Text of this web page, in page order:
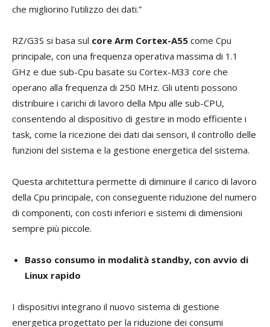
che migliorino l’utilizzo dei dati.”
RZ/G3S si basa sul core Arm Cortex-A55 come Cpu
principale, con una frequenza operativa massima di 1.1
GHz e due sub-Cpu basate su Cortex-M33 core che
operano alla frequenza di 250 MHz. Gli utenti possono
distribuire i carichi di lavoro della Mpu alle sub-CPU,
consentendo al dispositivo di gestire in modo efficiente i
task, come la ricezione dei dati dai sensori, il controllo delle
funzioni del sistema e la gestione energetica del sistema.
Questa architettura permette di diminuire il carico di lavoro
della Cpu principale, con conseguente riduzione del numero
di componenti, con costi inferiori e sistemi di dimensioni
sempre più piccole.
Basso consumo in modalità standby, con avvio di
Linux rapido
I dispositivi integrano il nuovo sistema di gestione
energetica progettato per la riduzione dei consumi